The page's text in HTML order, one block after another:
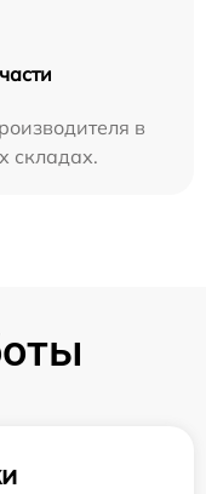
в
складах.